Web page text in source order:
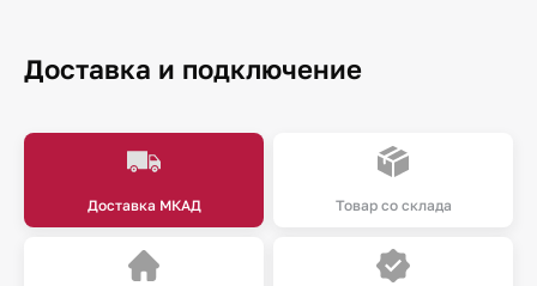
Доставка и подключение
Доставка МКАД Товар со склада